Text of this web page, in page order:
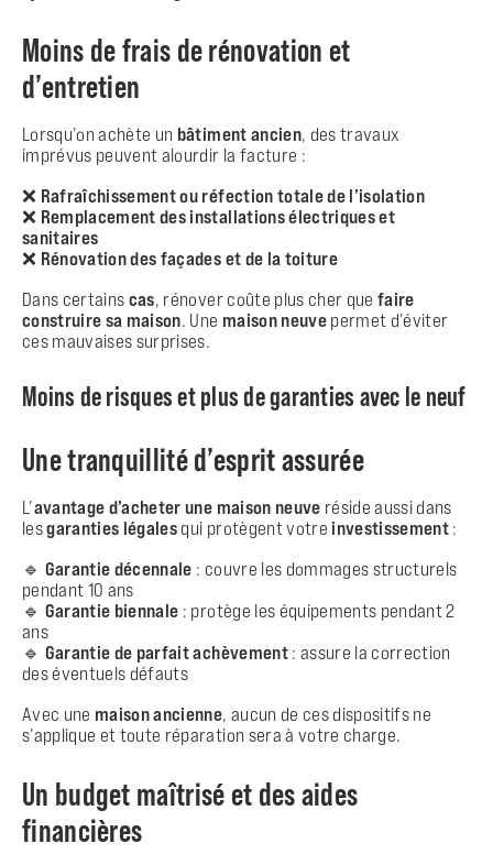
Moins de frais de rénovation et
d’entretien
Lorsqu’on achète un bâtiment ancien, des travaux
imprévus peuvent alourdir la facture :
❌ Rafraîchissement ou réfection totale de l’isolation
❌ Remplacement des installations électriques et
sanitaires
❌ Rénovation des façades et de la toiture
Dans certains cas, rénover coûte plus cher que faire
construire sa maison. Une maison neuvepermet d’éviter
ces mauvaises surprises.
Moins de risques et plus de garanties avec le neuf
Une tranquillité d’esprit assurée
L’avantage d’acheter une maison neuve réside aussi dans
lesgaranties légales qui protègent votre investissement :
🔹 Garantie décennale : couvre les dommages structurels
pendant 10 ans
🔹 Garantie biennale : protège les équipements pendant 2
ans
🔹 Garantie de parfait achèvement: assure la correction
des éventuels défauts
Avec une maison ancienne, aucun de ces dispositifs ne
s’applique et toute réparation sera à votre charge.
Un budget maîtrisé et des aides
financières